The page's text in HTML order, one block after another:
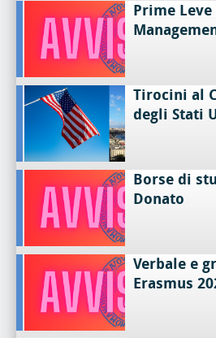
Prime
Tirocini al
degli Stati
Borse di
Donato
Verbale e
Erasmus